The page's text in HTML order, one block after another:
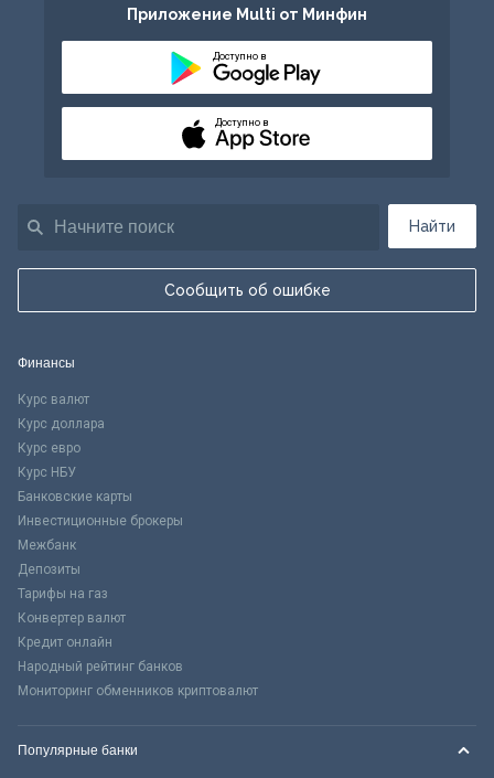
Найти
Сообщить об ошибке
Приложение Multi от Минфин
Доступно в
Доступно в
Финансы
Курс валют
Курс доллара
Курс евро
Курс НБУ
Банковские карты
Инвестиционные брокеры
Межбанк
Депозиты
Тарифы на газ
Конвертер валют
Кредит онлайн
Народный рейтинг банков
Мониторинг обменников криптовалют
Популярные банки